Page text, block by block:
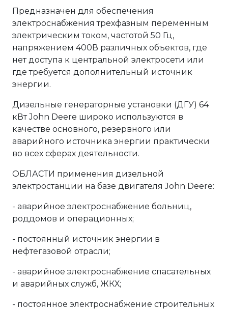
Предназначен для обеспечения
электроснабжения трехфазным переменным
электрическим током, частотой 50 Гц,
напряжением 400В различных объектов, где
нет доступа к центральной электросети или
где требуется дополнительный источник
энергии.
Дизельные генераторные установки (ДГУ) 64
кВт John Deere широко используются в
качестве основного, резервного или
аварийного источника энергии практически
во всех сферах деятельности.
ОБЛАСТИ применения дизельной
электростанции на базе двигателя John Deere:
- аварийное электроснабжение больниц,
роддомов и операционных;
- постоянный источник энергии в
нефтегазовой отрасли;
- аварийное электроснабжение спасательных
и аварийных служб, ЖКХ;
- постоянное электроснабжение строительных